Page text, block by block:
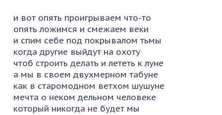
и вот опять проигрываем что-то
опять ложимся и смежаем веки
и спим себе под покрывалом тьмы
когда другие выйдут на охоту
чтоб строить делать и лететь к луне
а мы в своем двухмерном табуне
как в старомодном ветхом шушуне
мечта о неком дельном человеке
который никогда не будет мы